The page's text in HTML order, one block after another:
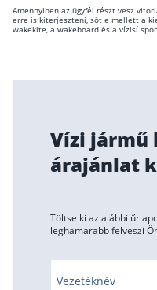
Amennyiben az ügyfél részt vesz
erre is kiterjeszteni, sőt e mellett a
wakekite, a wakeboard és a vízisí
Vízi jármű
árajánlat
Töltse ki az alábbi
leghamarabb felveszi
Vezetéknév